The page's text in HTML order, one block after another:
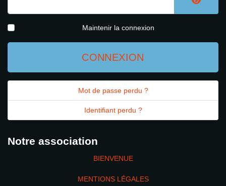
Maintenir la connexion
CONNEXION
Mot de passe perdu ?
Identifiant perdu ?
Notre association
BIENVENUE
MENTIONS LÉGALES